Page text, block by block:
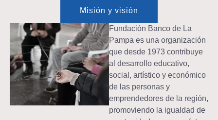
Misión y visión
Fundación Banco de La
Pampa es una organización
que desde 1973 contribuye
al desarrollo educativo,
social, artístico y económico
de las personas y
emprendedores de la región,
promoviendo la igualdad de